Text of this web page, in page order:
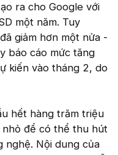
ra cho Google với
một năm. Tuy
giảm hơn một nửa -
báo cáo mức tăng
kiến vào tháng 2, do
hết hàng trăm triệu
để có thể thu hút
nghệ. Nội dung của